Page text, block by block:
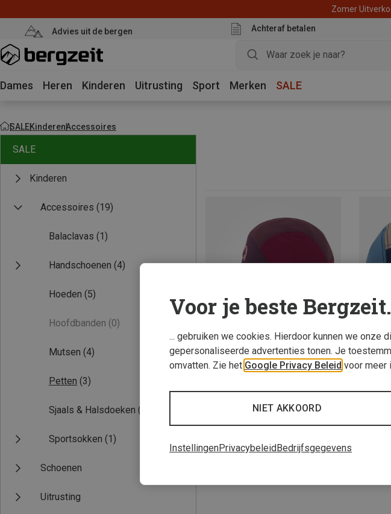
Zomer
Advies uit de bergen Achteraf betalen
Dames Heren Kinderen Uitrusting Sport Merken SALE
SALEKinderenAccessoires
SALE
Kinderen
Accessoires (19)
Balaclavas (1)
Handschoenen (4)
Hoeden (5)
Hoofdbanden (0)
Mutsen (4)
Petten (3)
Sjaals & Halsdoeken (1)
Sportsokken (1)
Schoenen
Uitrusting
Voor je beste
... gebruiken we cookies. Hierdoor kunnen we onze
gepersonaliseerde advertenties tonen. Je
omvatten. Zie het Google Privacy Beleid voor meer
NIET AKKOORD
InstellingenPrivacybeleid Bedrijfsgegevens